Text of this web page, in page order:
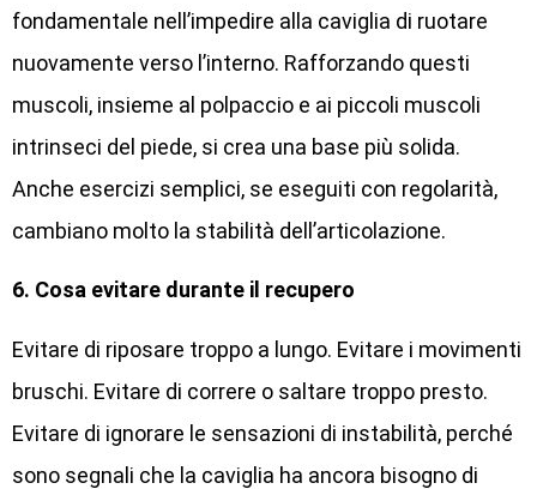
fondamentale nell’impedire alla caviglia di ruotare
nuovamente verso l’interno. Rafforzando questi
muscoli, insieme al polpaccio e ai piccoli muscoli
intrinseci del piede, si crea una base più solida.
Anche esercizi semplici, se eseguiti con regolarità,
cambiano molto la stabilità dell’articolazione.
6. Cosa evitare durante il recupero
Evitare di riposare troppo a lungo. Evitare i movimenti
bruschi. Evitare di correre o saltare troppo presto.
Evitare di ignorare le sensazioni di instabilità, perché
sono segnali che la caviglia ha ancora bisogno di